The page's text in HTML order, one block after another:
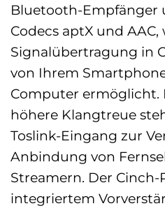
Bluetooth-Empfänger
Codecs aptX und
Signalübertragung in
von Ihrem
Computer ermöglicht.
höhere Klangtreue
Toslink-Eingang zur
Anbindung von
Streamern. Der
integriertem